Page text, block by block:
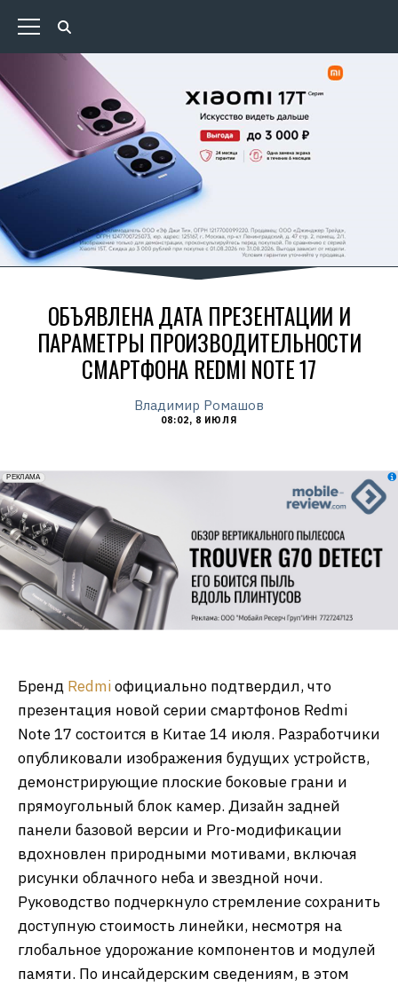
ОБЪЯВЛЕНА ДАТА ПРЕЗЕНТАЦИИ И
ПАРАМЕТРЫ ПРОИЗВОДИТЕЛЬНОСТИ
СМАРТФОНА REDMI NOTE 17
Владимир Ромашов
08:02, 8 ИЮЛЯ
erid: 2VfnxxmNzs5
РЕКЛАМА
Бренд Redmiофициально подтвердил, что
презентация новой серии смартфонов Redmi
Note 17 состоится в Китае 14 июля. Разработчики
опубликовали изображения будущих устройств,
демонстрирующие плоские боковые грани и
прямоугольный блок камер. Дизайн задней
панели базовой версии и Pro-модификации
вдохновлен природными мотивами, включая
рисунки облачного неба и звездной ночи.
Руководство подчеркнуло стремление сохранить
доступную стоимость линейки, несмотря на
глобальное удорожание компонентов и модулей
памяти. По инсайдерским сведениям, в этом